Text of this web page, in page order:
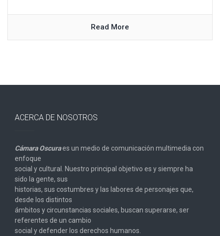
Read More
ACERCA DE NOSOTROS
Cámara Oscuraes un medio de comunicación multimedia con
enfoque
social y cultural. Nuestro principal objetivo es y siempre ha
sido la gente, sus
historias, sus costumbres y las labores de personajes que,
desde los distintos
ámbitos y circunstancias sociales, buscan superarse, ser
referentes de un cambio
social y defender los derechos humanos.